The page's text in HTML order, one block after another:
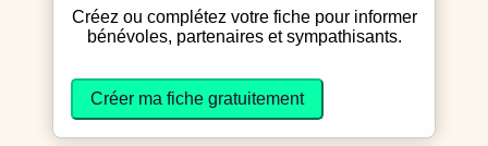
Créez ou complétez votre fiche pour informer
bénévoles, partenaires et sympathisants.
Créer ma fiche gratuitement